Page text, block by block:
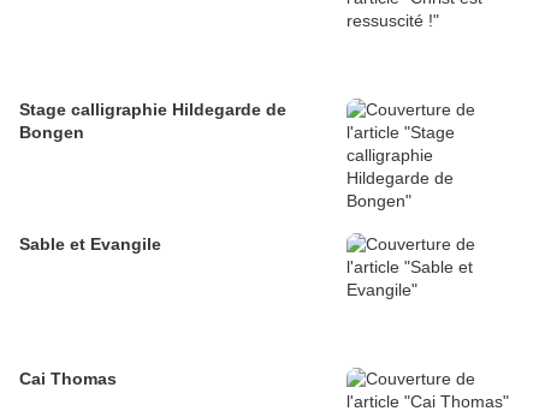
Stage calligraphie Hildegarde de
Bongen
Sable et Evangile
Cai Thomas